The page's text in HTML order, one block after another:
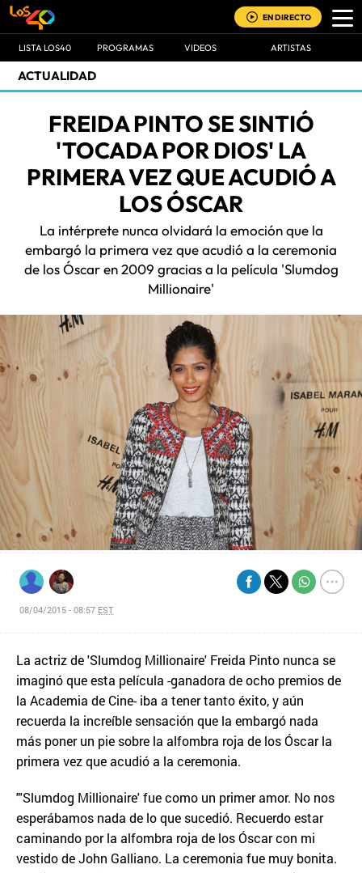
EN DIRECTO
LISTA LOS40 PROGRAMAS VIDEOS ARTISTAS
ACTUALIDAD
FREIDA PINTO SE SINTIÓ
'TOCADA POR DIOS' LA
PRIMERA VEZ QUE ACUDIÓ A
LOS ÓSCAR
La intérprete nunca olvidará la emoción que la
embargó la primera vez que acudió a la ceremonia
de los Óscar en 2009 gracias a la película 'Slumdog
Millionaire'
08/04/2015 - 08:57 EST
La actriz de 'Slumdog Millionaire' Freida Pinto nunca se
imaginó que esta película -ganadora de ocho premios de
la Academia de Cine- iba a tener tanto éxito, y aún
recuerda la increíble sensación que la embargó nada
más poner un pie sobre la alfombra roja de los Óscar la
primera vez que acudió a la ceremonia.
"'Slumdog Millionaire' fue como un primer amor. No nos
esperábamos nada de lo que sucedió. Recuerdo estar
caminando por la alfombra roja de los Óscar con mi
vestido de John Galliano. La ceremonia fue muy bonita.